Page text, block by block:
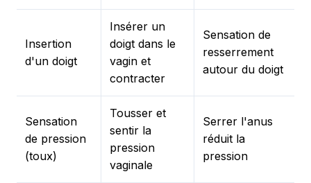
Insertion
d'un doigt
Insérer un
doigt dans le
vagin et
contracter
Sensation de
resserrement
autour du doigt
Sensation
de pression
(toux)
Tousser et
sentir la
pression
vaginale
Serrer l'anus
réduit la
pression